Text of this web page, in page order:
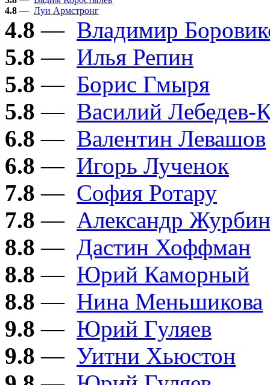
4.8 — Луи Армстронг
4.8 — Владимир
5.8 — Илья Репин
5.8 — Борис Гмыря
5.8 — Василий Лебедев-
6.8 — Валентин Левашов
6.8 — Игорь Лученок
7.8 — София Ротару
7.8 — Александр Журбин
8.8 — Дастин Хоффман
8.8 — Юрий Каморный
8.8 — Нина Меньшикова
9.8 — Юрий Гуляев
9.8 — Уитни Хьюстон